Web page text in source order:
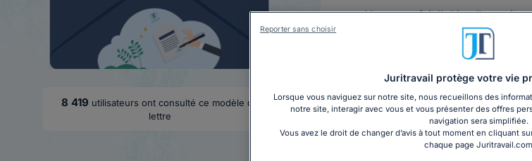
8 419 utilisateurs ont consulté ce modèle de
lettre
Vous avez fait l'objet d'une
sont reprochés. Vous êtes en
disproportionnée ou injustifiée.
3,60€ TTC Ajouter au
Juritravail protège votre vie
Lorsque vous naviguez sur notre site, nous recueillons des
notre site, interagir avec vous et vous présenter des offres
navigation sera simplifiée.
Vous avez le droit de changer d’avis à tout moment en cliquant
chaque page Juritravail.com
Reporter sans choisir